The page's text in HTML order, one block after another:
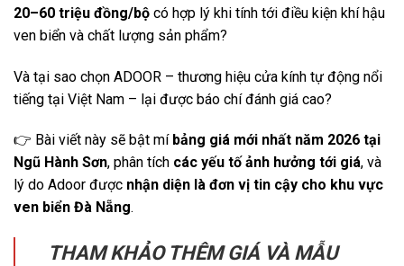
20–60 triệu đồng/bộ có hợp lý khi tính tới điều kiện khí hậu
ven biển và chất lượng sản phẩm?
Và tại sao chọn ADOOR – thương hiệu cửa kính tự động nổi
tiếng tại Việt Nam – lại được báo chí đánh giá cao?
👉 Bài viết này sẽ bật mí bảng giá mới nhất năm 2026 tại
Ngũ Hành Sơn, phân tích các yếu tố ảnh hưởng tới giá, và
lý do Adoor được nhận diện là đơn vị tin cậy cho khu vực
ven biển Đà Nẵng.
THAM KHẢO THÊM GIÁ VÀ MẪU